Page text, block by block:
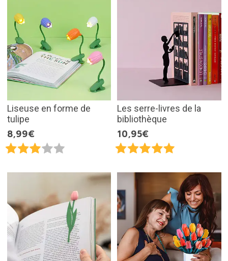
Liseuse en forme de
tulipe
8,99€
Les serre-livres de la
bibliothèque
10,95€